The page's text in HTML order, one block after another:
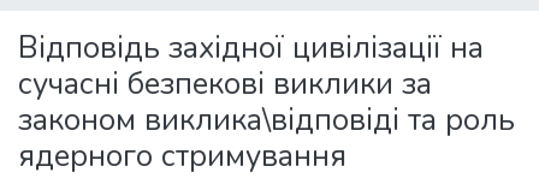
Statistics
Відповідь західної цивілізації на
сучасні безпекові виклики за
законом виклика\відповіді та роль
ядерного стримування